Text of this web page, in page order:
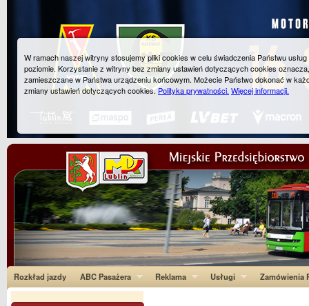
Rozkład jazdy ABC Pasażera Reklama Usługi Zamówienia
W ramach naszej witryny stosujemy pliki cookies w celu świadczenia Państwu
poziomie. Korzystanie z witryny bez zmiany ustawień dotyczących cookies
zamieszczane w Państwa urządzeniu końcowym. Możecie Państwo dokonać w
zmiany ustawień dotyczących cookies.Polityka prywatności. Więcej informacji.